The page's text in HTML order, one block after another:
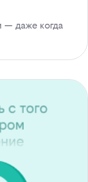
— даже когда